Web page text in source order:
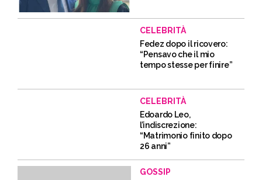
CELEBRITÀ
Fedez dopo il ricovero:
“Pensavo che il mio
tempo stesse per finire”
CELEBRITÀ
Edoardo Leo,
l’indiscrezione:
“Matrimonio finito dopo
26 anni”
GOSSIP